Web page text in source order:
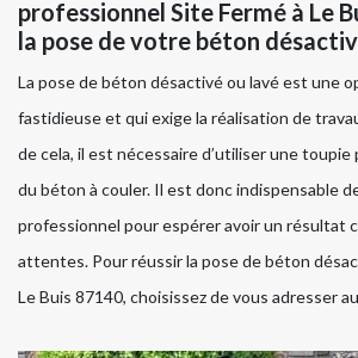
professionnel Site Fermé à Le
la pose de votre béton
La pose de béton désactivé ou lavé est une
fastidieuse et qui exige la réalisation de
de cela, il est nécessaire d’utiliser une toupie
du béton à couler. Il est donc indispensable
professionnel pour espérer avoir un résultat
attentes. Pour réussir la pose de béton
Le Buis 87140, choisissez de vous adresser